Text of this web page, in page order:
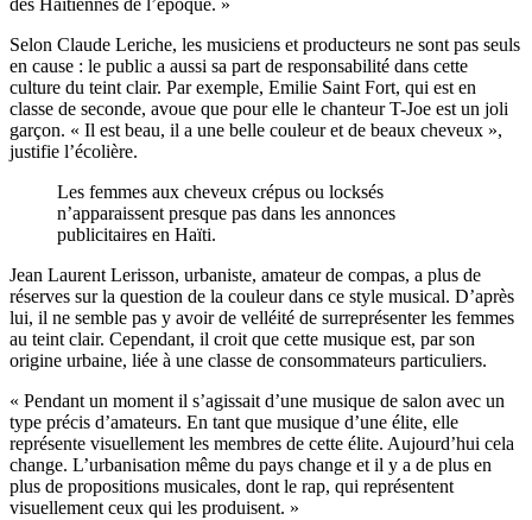
des Haïtiennes de l’époque. »
Selon Claude Leriche, les musiciens et producteurs ne sont pas seuls
en cause : le public a aussi sa part de responsabilité dans cette
culture du teint clair. Par exemple, Emilie Saint Fort, qui est en
classe de seconde, avoue que pour elle le chanteur T-Joe est un joli
garçon. « Il est beau, il a une belle couleur et de beaux cheveux »,
justifie l’écolière.
Les femmes aux cheveux crépus ou locksés
n’apparaissent presque pas dans les annonces
publicitaires en Haïti.
Jean Laurent Lerisson, urbaniste, amateur de compas, a plus de
réserves sur la question de la couleur dans ce style musical. D’après
lui, il ne semble pas y avoir de velléité de surreprésenter les femmes
au teint clair. Cependant, il croit que cette musique est, par son
origine urbaine, liée à une classe de consommateurs particuliers.
« Pendant un moment il s’agissait d’une musique de salon avec un
type précis d’amateurs. En tant que musique d’une élite, elle
représente visuellement les membres de cette élite. Aujourd’hui cela
change. L’urbanisation même du pays change et il y a de plus en
plus de propositions musicales, dont le rap, qui représentent
visuellement ceux qui les produisent. »